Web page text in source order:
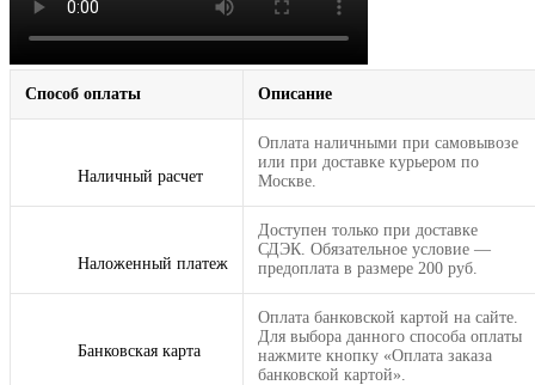
Способ оплаты Описание
Наличный расчет
Оплата наличными при самовывозе
или при доставке курьером по
Москве.
Наложенный платеж
Доступен только при доставке
СДЭК. Обязательное условие —
предоплата в размере 200 руб.
Банковская карта
Оплата банковской картой на сайте.
Для выбора данного способа оплаты
нажмите кнопку «Оплата заказа
банковской картой».